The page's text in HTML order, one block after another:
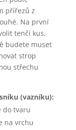
přířezů z
Na první
tenčí kus,
budete muset
strop
střechu
(vazníku):
do tvaru
na vrchu